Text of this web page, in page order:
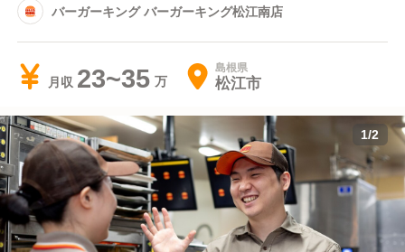
バーガーキング バーガーキング松江南店
月収 23~35 島根県
松江市
1/2